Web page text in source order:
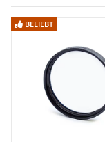
BELIEBT